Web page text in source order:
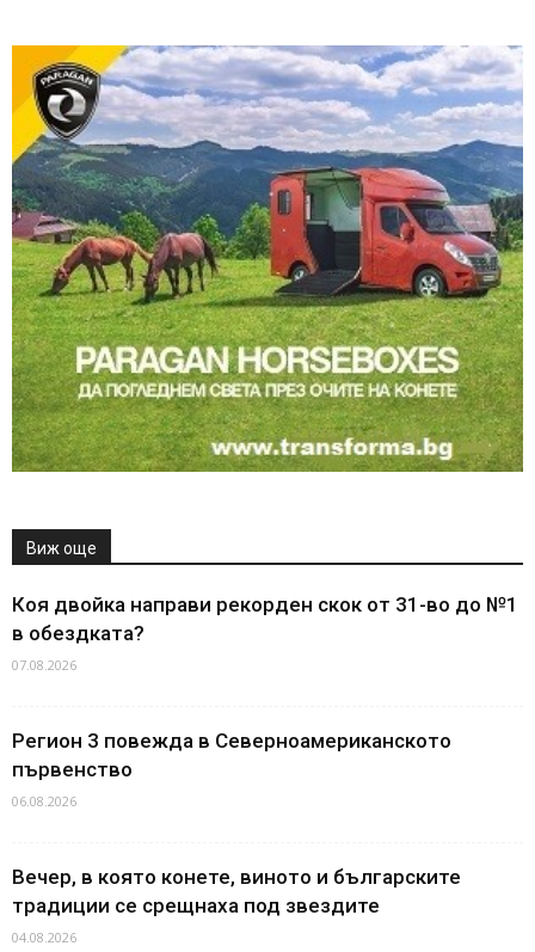
Виж още
Коя двойка направи рекорден скок от 31-во до №1
в обездката?
07.08.2026
Регион 3 повежда в Северноамериканското
първенство
06.08.2026
Вечер, в която конете, виното и българските
традиции се срещнаха под звездите
04.08.2026